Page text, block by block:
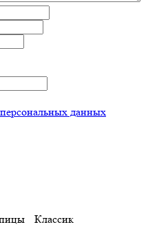
данных
Классик